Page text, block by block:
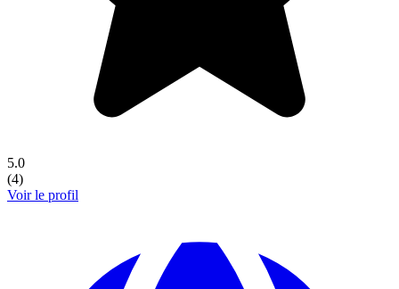
5.0
(4)
Voir le profil